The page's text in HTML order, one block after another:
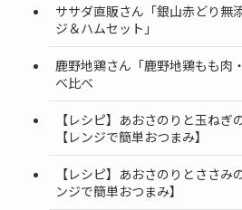
ササダ直販さん「銀山赤どり無
ジ＆ハムセット」
鹿野地鶏さん「鹿野地鶏もも肉
べ比べ
【レシピ】あおさのりと玉ねぎ
【レンジで簡単おつまみ】
【レシピ】あおさのりとささみ
ンジで簡単おつまみ】